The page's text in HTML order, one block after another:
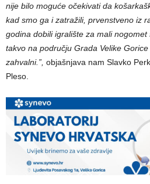
nije bilo moguće očekivati da
kad smo ga i zatražili, prvenstveno iz
godina dobili igralište za mali
takvo na području Grada Velike
zahvalni.”, objašnjava nam Slavko
Pleso.